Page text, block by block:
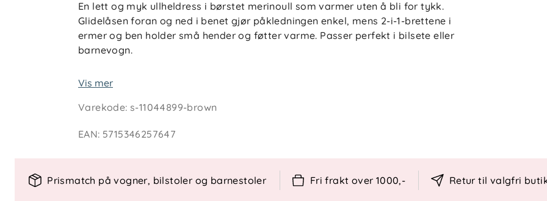
En lett og myk ullheldress i børstet merinoull som varmer uten å bli for tykk.
Glidelåsen foran og ned i benet gjør påkledningen enkel, mens 2-i-1-brettene i
ermer og ben holder små hender og føtter varme. Passer perfekt i bilsete eller
barnevogn.
Nøkkelfunksjoner
2-i-1 brett i ermer og ben
Myk, børstet merinoull
Spesifikasjoner
Vis mer
Varekode:s-11044899-brown
EAN: 5715346257647
Prismatch på vogner, bilstoler og barnestoler Fri frakt over 1000,- Retur til valgfri